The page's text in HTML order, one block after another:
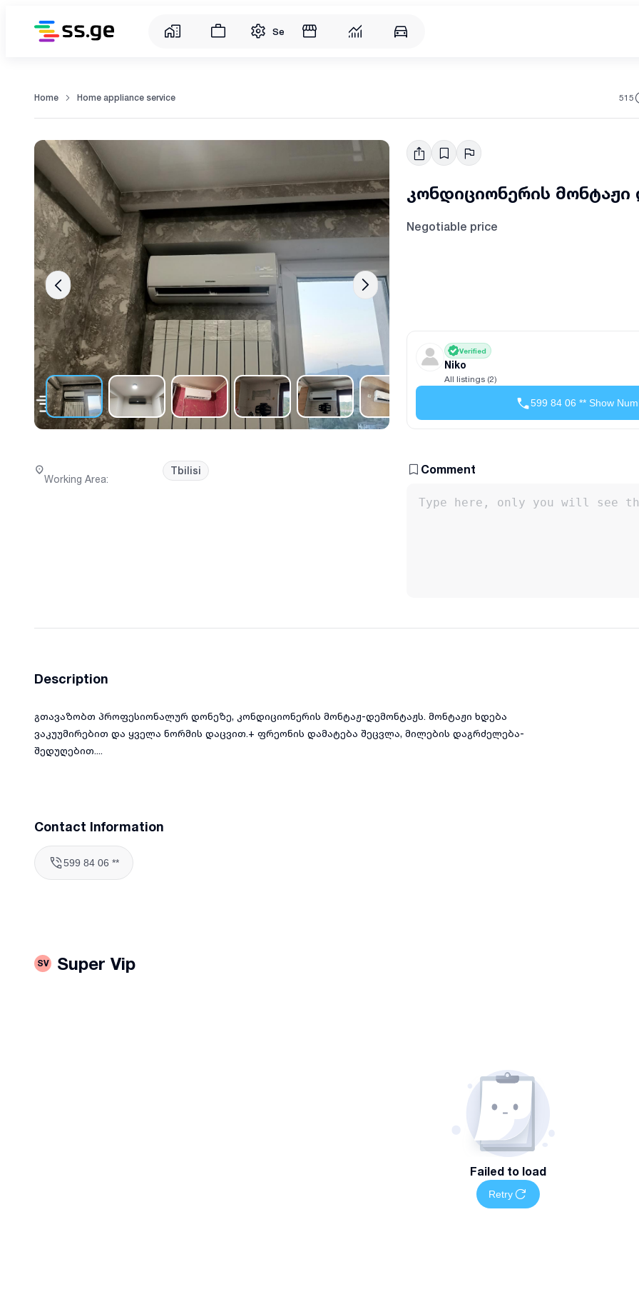
Service
Home Home appliance service 515
კონდიციონერის მონტაჟი
Negotiable price
Verified
Niko
All listings (2)
599 84 06 ** Show
Working Area:
Tbilisi Comment
Description
გთავაზობთ პროფესიონალურ დონეზე, კონდიციონერის მონტაჟ-დემონტაჟს. მონტაჟი ხდება
ვაკუუმირებით და ყველა ნორმის დაცვით.+ ფრეონის დამატება შეცვლა, მილების დაგრძელება-
შედუღებით....
Contact Information
599 84 06 **
SV Super Vip
Failed to load
Retry